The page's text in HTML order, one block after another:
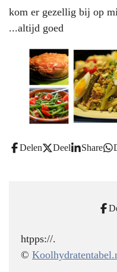
c
e
b
o
o
k
kom er gezellig bij op
...altijd goed
Delen Deel Share
htpps://.
©